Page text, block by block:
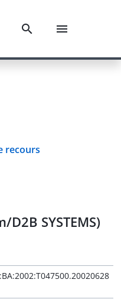
recours
SYSTEMS)